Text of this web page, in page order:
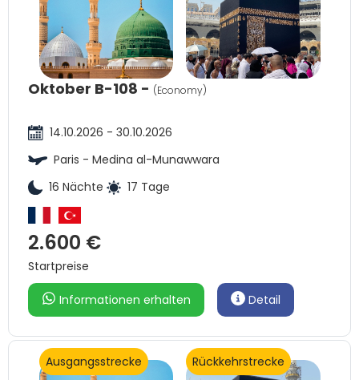
Oktober B-108 - (Economy)
14.10.2026 - 30.10.2026
Paris - Medina al-Munawwara
16 Nächte
17 Tage
2.600 €
Startpreise
Informationen erhalten Detail
Ausgangsstrecke Rückkehrstrecke